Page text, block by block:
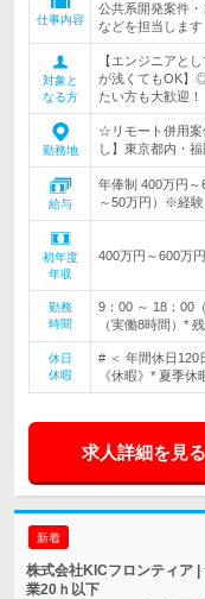
仕事内容
公共系開発案件
などを担当します
対象と
なる方
【エンジニアと
が浅くてもOK】
たい方も大歓迎！
勤務地
☆リモート併用案
し】東京都内・
給与
年俸制 400万円
～50万円）※経
初年度
年収
400万円～600万円
勤務
時間
9：00 ～ 18：00
（実働8時間）*
休日
休暇
# ＜ 年間休日120
《休暇》* 夏季休
求人詳細を見る
新着
株式会社KICフロンティア
業20ｈ以下